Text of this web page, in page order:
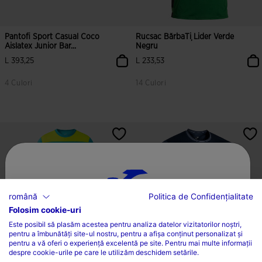
Pantofi Sport Casual Coco
Aislatex Junior Bar...
L 393,25
4 Culori
Rucsac BărbaȚi Lider Verde
Negru
L 233,53
14 Culori
ALEGEȚI ȚARA ȘI LIMBA
Țară
română
Politica de Confidențialitate
Folosim cookie-uri
Este posibil să plasăm acestea pentru analiza datelor vizitatorilor noștri,
pentru a îmbunătăți site-ul nostru, pentru a afișa conținut personalizat și
pentru a vă oferi o experiență excelentă pe site. Pentru mai multe informații
despre cookie-urile pe care le utilizăm deschidem setările.